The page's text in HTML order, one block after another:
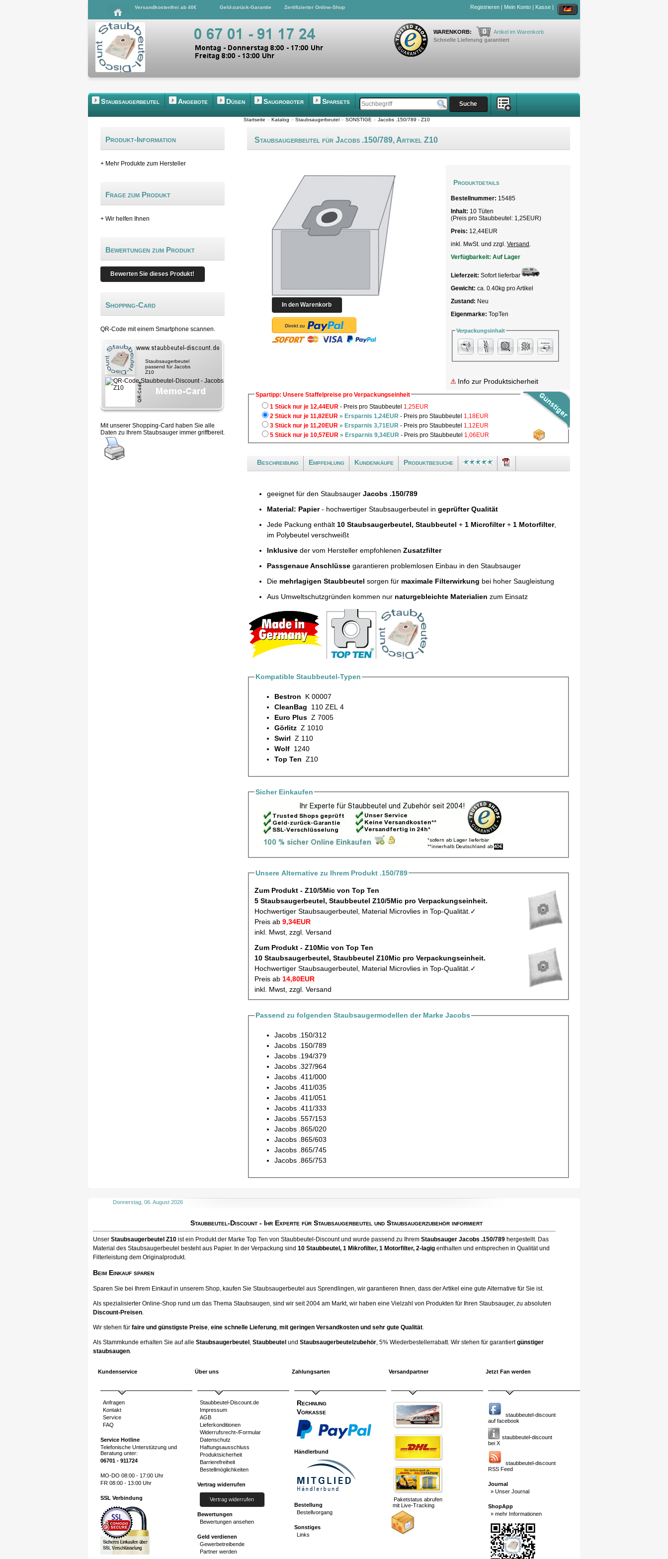
Versandkostenfrei ab 40€ Geld-zurück-Garantie Zertifizierter Online-Shop Registrieren | Mein Konto | Kasse |
WARENKORB: 0
Artikel im Warenkorb
Schnelle Lieferung garantiert
Staubsaugerbeutel Angebote Düsen Saugroboter Sparsets
Startseite » Katalog » Staubsaugerbeutel » SONSTIGE » Jacobs .150/789 - Z10
Staubsaugerbeutel für Jacobs .150/789, Artikel Z10
Produktdetails
Bestellnummer: 15485
Inhalt: 10 Tüten
(Preis pro Staubbeutel: 1,25EUR)
Preis: 12,44EUR
inkl. MwSt. und zzgl. Versand
Verfügbarkeit: Auf Lager
Lieferzeit: Sofort lieferbar
Gewicht: ca. 0.40kg pro Artikel
Zustand: Neu
Eigenmarke: TopTen
Verpackungsinhalt
Info zur Produktsicherheit
Spartipp: Unsere Staffelpreise pro Verpackungseinheit
1 Stück nur je 12,44EUR - Preis pro Staubbeutel 1,25EUR
2 Stück nur je 11,82EUR » Ersparnis 1,24EUR - Preis pro Staubbeutel 1,18EUR
3 Stück nur je 11,20EUR » Ersparnis 3,71EUR - Preis pro Staubbeutel 1,12EUR
5 Stück nur je 10,57EUR » Ersparnis 9,34EUR - Preis pro Staubbeutel 1,06EUR
Beschreibung Empfehlung Kundenkäufe Produktbesuche
geeignet für den Staubsauger Jacobs .150/789
Material: Papier- hochwertiger Staubsaugerbeutel in geprüfter Qualität
Jede Packung enthält 10 Staubsaugerbeutel, Staubbeutel + 1 Microfilter+ 1 Motorfilter,
im Polybeutel verschweißt
Inklusive der vom Hersteller empfohlenen Zusatzfilter
Passgenaue Anschlüsse garantieren problemlosen Einbau in den Staubsauger
Die mehrlagigen Staubbeutel sorgen für maximale Filterwirkung bei hoher Saugleistung
Aus Umweltschutzgründen kommen nur naturgebleichte Materialien zum Einsatz
Kompatible Staubbeutel-Typen
Bestron K 00007
CleanBag 110 ZEL 4
Euro PlusZ 7005
GörlitzZ 1010
Swirl Z 110
Wolf1240
Top Ten Z10
Sicher Einkaufen
Unsere Alternative zu Ihrem Produkt .150/789
Zum Produkt - Z10/5Mic von Top Ten
5 Staubsaugerbeutel, Staubbeutel Z10/5Mic pro Verpackungseinheit.
Hochwertiger Staubsaugerbeutel, Material Microvlies in Top-Qualität.✓
Preis ab 9,34EUR
inkl. Mwst, zzgl. Versand
Zum Produkt - Z10Mic von Top Ten
10 Staubsaugerbeutel, Staubbeutel Z10Mic pro Verpackungseinheit.
Hochwertiger Staubsaugerbeutel, Material Microvlies in Top-Qualität.✓
Preis ab 14,80EUR
inkl. Mwst, zzgl. Versand
Passend zu folgenden Staubsaugermodellen der Marke Jacobs
Jacobs .150/312
Jacobs .150/789
Jacobs .194/379
Jacobs .327/964
Jacobs .411/000
Jacobs .411/035
Jacobs .411/051
Jacobs .411/333
Jacobs .557/153
Jacobs .865/020
Jacobs .865/603
Jacobs .865/745
Jacobs .865/753
Produkt-Information
+ Mehr Produkte zum Hersteller
Frage zum Produkt
+ Wir helfen Ihnen
Bewertungen zum Produkt
Bewerten Sie dieses Produkt!
Shopping-Card
QR-Code mit einem Smartphone scannen.
Staubsaugerbeutel
passend für Jacobs
Z10
Mit unserer Shopping-Card haben Sie alle
Daten zu Ihrem Staubsauger immer griffbereit.
Donnerstag, 06. August 2026
Staubbeutel-Discount - Ihr Experte für Staubsaugerbeutel und Staubsaugerzubehör informiert
Unser Staubsaugerbeutel Z10 ist ein Produkt der Marke Top Ten von Staubbeutel-Discount und wurde passend zu Ihrem Staubsauger Jacobs .150/789 hergestellt. Das
Material des Staubsaugerbeutel besteht aus Papier. In der Verpackung sind 10 Staubbeutel, 1 Mikrofilter, 1 Motorfilter, 2-lagig enthalten und entsprechen in Qualität und
Filterleistung dem Originalprodukt.
Beim Einkauf sparen
Sparen Sie bei Ihrem Einkauf in unserem Shop, kaufen Sie Staubsaugerbeutel aus Sprendlingen, wir garantieren Ihnen, dass der Artikel eine gute Alternative für Sie ist.
Als spezialisierter Online-Shop rund um das Thema Staubsaugen, sind wir seit 2004 am Markt, wir haben eine Vielzahl von Produkten für Ihren Staubsauger, zu absoluten
Discount-Preisen.
Wir stehen für faire und günstigste Preise, eine schnelle Lieferung, mit geringen Versandkosten und sehr gute Qualität.
Als Stammkunde erhalten Sie auf alle Staubsaugerbeutel, Staubbeutel und Staubsaugerbeutelzubehör, 5% Wiederbestellerrabatt. Wir stehen für garantiertgünstiger
staubsaugen.
Kundenservice
Anfragen
Kontakt
Service
FAQ
Service Hotline
Telefonische Unterstützung und
Beratung unter:
06701 - 911724
MO-DO 08:00 - 17:00 Uhr
FR 08:00 - 13:00 Uhr
SSL Verbindung
Über uns
Staubbeutel-Discount.de
Impressum
AGB
Lieferkonditionen
Widerrufsrecht-/Formular
Datenschutz
Haftungsausschluss
Produktsicherheit
Barrierefreiheit
Bestellmöglichkeiten
Vertrag widerrufen
Vertrag widerrufen
Bewertungen
Bewertungen ansehen
Geld verdienen
Gewerbetreibende
Partner werden
Zahlungsarten
Rechnung
Vorkasse
Händlerbund
Bestellung
Bestellvorgang
Sonstiges
Links
Versandpartner
Paketstatus abrufen
mit Live-Tracking
Jetzt Fan werden
staubbeutel-discount
auf facebook
staubbeutel-discount
bei X
staubbeutel-discount
RSS Feed
Journal
» Unser Journal
ShopApp
» mehr Informationen